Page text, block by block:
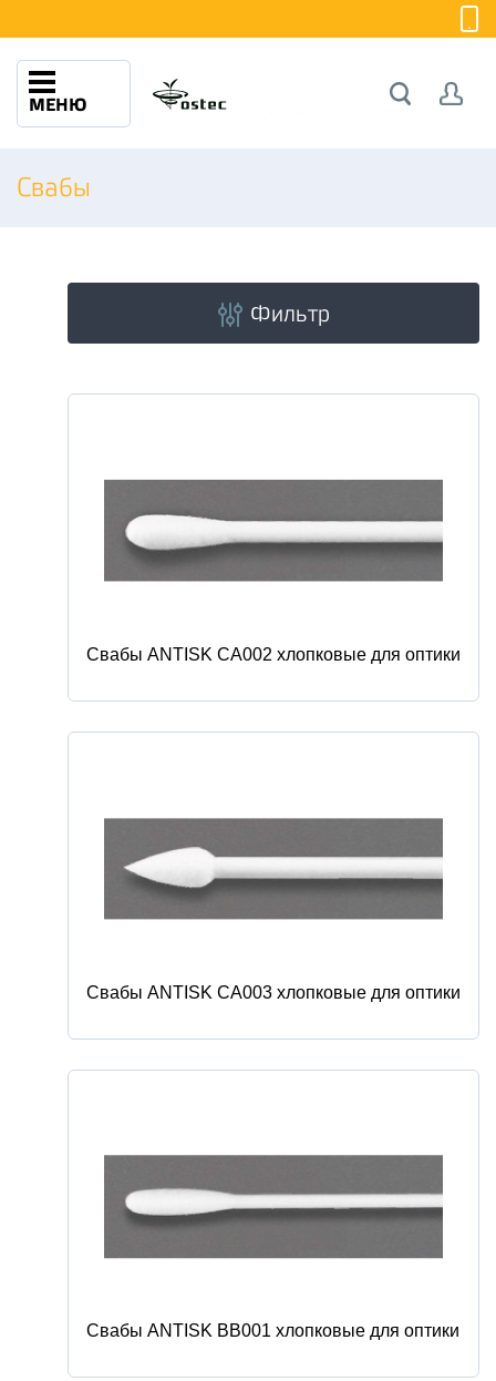
МЕНЮ
Свабы
Фильтр
Свабы ANTISK CA002 хлопковые для оптики
Свабы ANTISK CA003 хлопковые для оптики
Свабы ANTISK BB001 хлопковые для оптики